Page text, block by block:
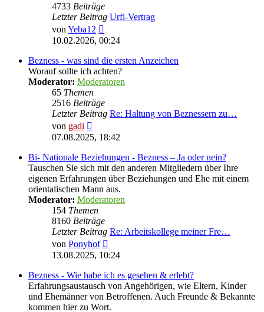
4733 Beiträge
Letzter Beitrag Urfi-Vertrag
von Yeba12
Beitrag
10.02.2026, 00:24
Bezness - was sind die ersten Anzeichen
Worauf sollte ich achten?
Moderator: Moderatoren
65 Themen
2516 Beiträge
Letzter Beitrag Re: Haltung von Beznessern zu…
von gadi
Beitrag
07.08.2025, 18:42
Bi- Nationale Beziehungen - Bezness – Ja oder nein?
Tauschen Sie sich mit den anderen Mitgliedern über Ihre
eigenen Erfahrungen über Beziehungen und Ehe mit einem
orientalischen Mann aus.
Moderator: Moderatoren
154 Themen
8160 Beiträge
Letzter Beitrag Re: Arbeitskollege meiner Fre…
von Ponyhof
Beitrag
13.08.2025, 10:24
Bezness - Wie habe ich es gesehen & erlebt?
Erfahrungsaustausch von Angehörigen, wie Eltern, Kinder
und Ehemänner von Betroffenen. Auch Freunde & Bekannte
kommen hier zu Wort.